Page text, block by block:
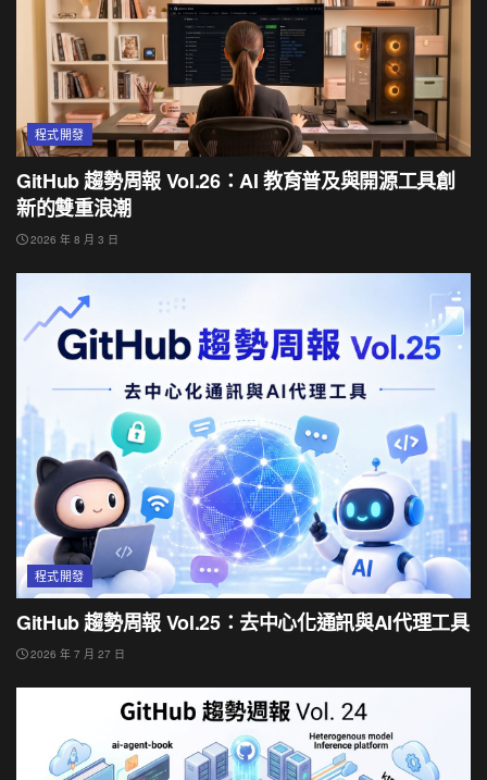
程式開發
GitHub 趨勢周報 Vol.26：AI 教育普及與開源工具創
新的雙重浪潮
2026 年 8 月 3 日
程式開發
GitHub 趨勢周報 Vol.25：去中心化通訊與AI代理工具
2026 年 7 月 27 日